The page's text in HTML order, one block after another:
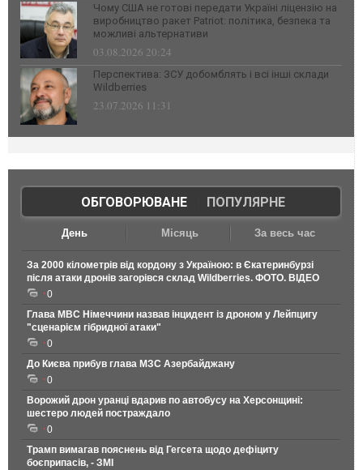
Чому США не готові передати Україні ліцензію на
виробництво ракет Patriot: політика, безпека та
можливі альтернативи
03.08.2026 20:24
Перспектива: ЗСУ добомблять і всі інші склади
Wildberries
23.07.2026 11:31
ОБГОВОРЮВАНЕ| ПОПУЛЯРНЕ
День Місяць За весь час
За 2000 кілометрів від кордону з Україною: в Єкатеринбурзі
після атаки дронів загорівся склад Wildberries. ФОТО. ВІДЕО
0
Глава МВС Німеччини назвав інцидент із дроном у Лейпцигу
"сценарієм гібридної атаки"
0
До Києва прибув глава МЗС Азербайджану
0
Ворожий дрон уранці вдарив по автобусу на Херсонщині:
шестеро людей постраждало
0
Трамп вимагав пояснень від Гегсета щодо дефіциту
боєприпасів, - ЗМІ